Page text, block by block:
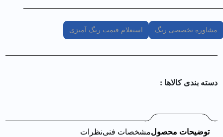
مشاوره تخصصی رنگ استعلام قیمت رنگ آمیزی
دسته بندی کالا‌ها :
توضیحات محصولمشخصات فنینظرات